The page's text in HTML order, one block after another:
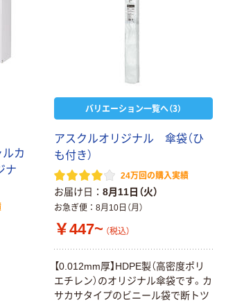
カ
ナ
バリエーション一覧へ（3）
アスクルオリジナル 傘袋（ひ
も付き）
24万回の購入実績
お届け日 8月11日（火）
お急ぎ便 8月10日（月）
￥447~ （税込）
【0.012mm厚】HDPE製（高密度ポリ
エチレン）のオリジナル傘袋です。カ
サカサタイプのビニール袋で断トツ